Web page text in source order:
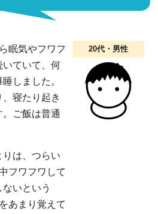
20代・男性
眠気やフワフ
いていて、何
しました。
寝たり起き
ご飯は普通
は、つらい
フワフワして
いという
あまり覚えて